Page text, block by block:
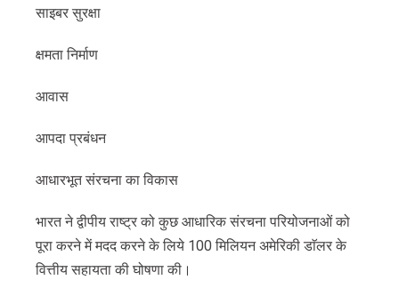
साइबर सुरक्षा
क्षमता निर्माण
आवास
आपदा प्रबंधन
आधारभूत संरचना का विकास
भारत ने द्वीपीय राष्ट्र को कुछ आधारिक संरचना परियोजनाओं को
पूरा करने में मदद करने के लिये 100 मिलियन अमेरिकी डाॅलर के
वित्तीय सहायता की घोषणा की।